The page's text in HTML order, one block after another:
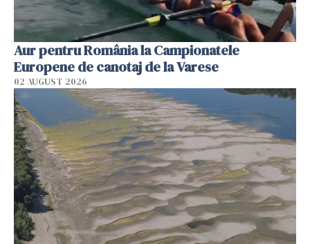
Aur pentru România la Campionatele
Europene de canotaj de la Varese
02 AUGUST 2026